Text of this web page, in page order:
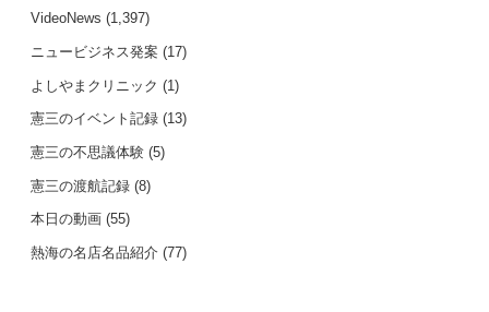
VideoNews (1,397)
ニュービジネス発案 (17)
よしやまクリニック (1)
憲三のイベント記録 (13)
憲三の不思議体験 (5)
憲三の渡航記録 (8)
本日の動画 (55)
熱海の名店名品紹介 (77)